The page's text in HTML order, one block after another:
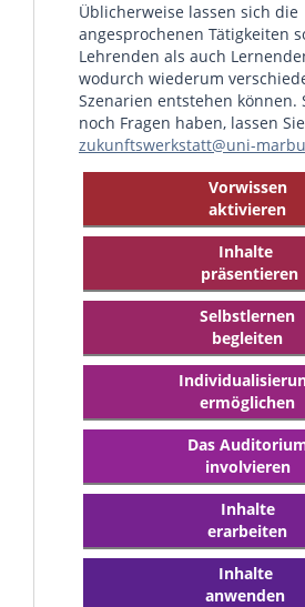
Üblicherweise lassen sich die
angesprochenen Tätigkeiten
Lehrenden als auch
wodurch wiederum
Szenarien entstehen können.
noch Fragen haben, lassen
zukunftswerkstatt@uni-
Vorwissen
aktivieren
Inhalte
präsentieren
Selbstlernen
begleiten
ermöglichen
Das
involvieren
Inhalte
erarbeiten
Inhalte
anwenden